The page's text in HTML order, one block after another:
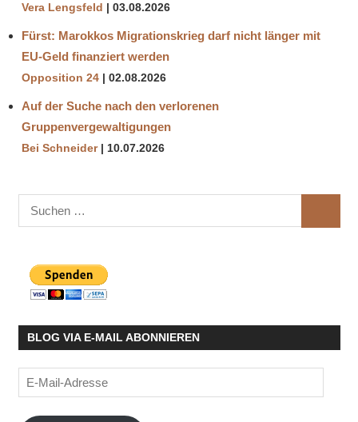
Vera Lengsfeld 03.08.2026
Fürst: Marokkos Migrationskrieg darf nicht länger mit
EU-Geld finanziert werden
Opposition 24 02.08.2026
Auf der Suche nach den verlorenen
Gruppenvergewaltigungen
Bei Schneider 10.07.2026
Suchen
nach:
BLOG VIA E-MAIL ABONNIEREN
E-
Mail-
Adresse